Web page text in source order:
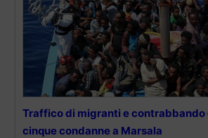
Traffico di migranti e
cinque condanne a Marsala